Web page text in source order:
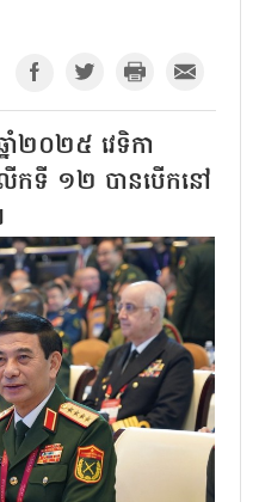
ាំ២០២៥ វេទិកា
កទី ១២ បានបើកនៅ